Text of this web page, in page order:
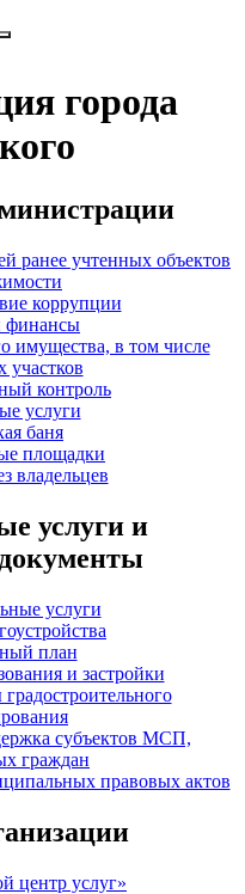
города
ранее учтенных объектов
коррупции
финансы
имущества, в том числе
участков
контроль
услуги
баня
площадки
владельцев
услуги и
услуги
план
и застройки
субъектов МСП,
граждан
правовых актов
центр услуг»